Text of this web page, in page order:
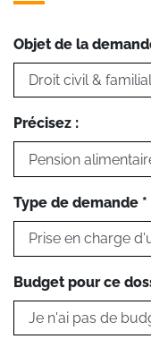
Objet de la
Précisez :
Type de demande *
Budget pour ce